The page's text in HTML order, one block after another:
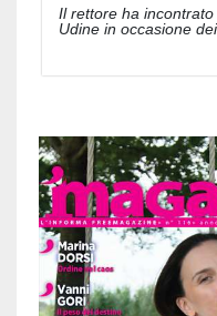
Il rettore ha
Udine in occasione dei